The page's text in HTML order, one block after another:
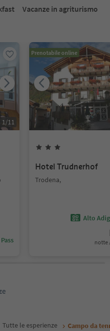
Vacanze in agriturismo
1/11
Prenotabile online
Hotel Trudnerhof
Trodena,
Alto
notte
Tutte le esperienze Campo da